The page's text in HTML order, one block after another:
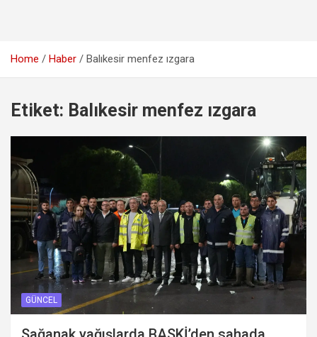
Home Haber Balıkesir menfez ızgara
Etiket: Balıkesir menfez ızgara
GÜNCEL